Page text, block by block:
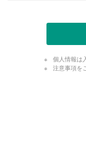
個人情報は
注意事項を